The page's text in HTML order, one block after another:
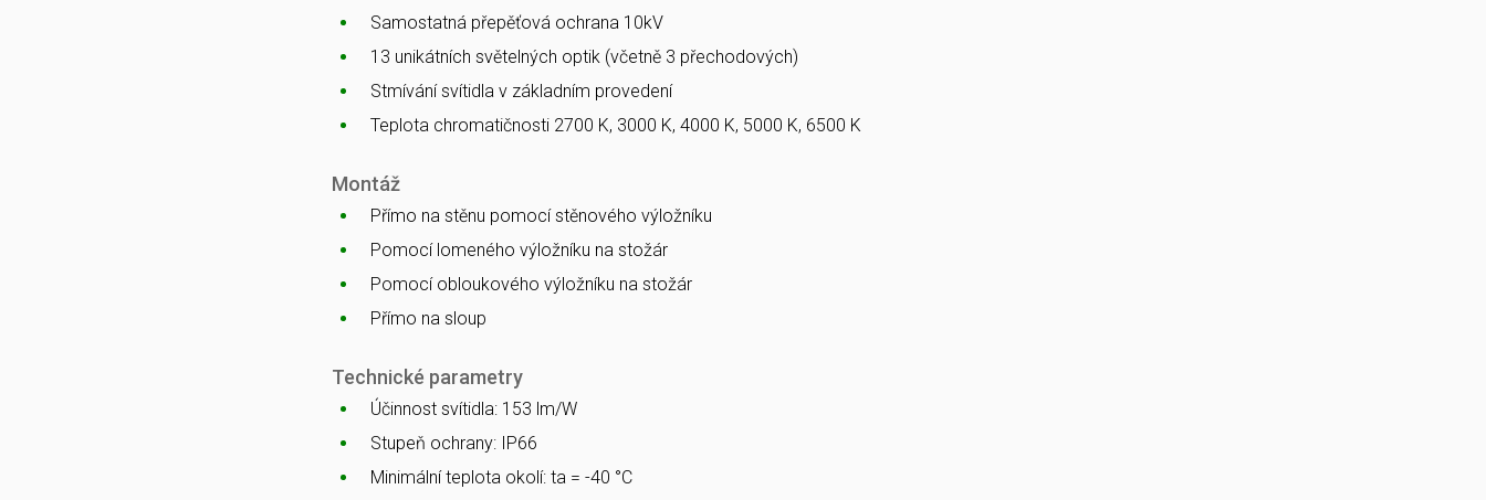
Samostatná přepěťová ochrana 10kV
13 unikátních světelných optik (včetně 3 přechodových)
Stmívání svítidla v základním provedení
Teplota chromatičnosti 2700 K, 3000 K, 4000 K, 5000 K, 6500 K
Montáž
Přímo na stěnu pomocí stěnového výložníku
Pomocí lomeného výložníku na stožár
Pomocí obloukového výložníku na stožár
Přímo na sloup
Technické parametry
Účinnost svítidla: 153 lm/W
Stupeň ochrany: IP66
Minimální teplota okolí: ta = -40 °C